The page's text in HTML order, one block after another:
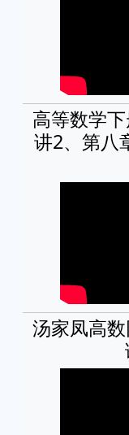
高等数学
讲2、第八
汤家凤高